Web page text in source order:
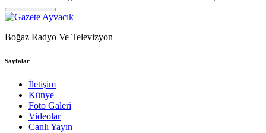
Boğaz Radyo Ve Televizyon
Sayfalar
İletişim
Künye
Foto Galeri
Videolar
Canlı Yayın